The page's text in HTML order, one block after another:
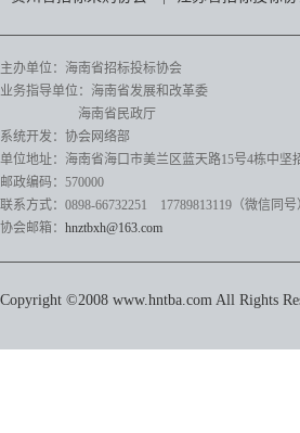
主办单位：海南省招标投标协会
业务指导单位：海南省发展和改革委
海南省民政厅
系统开发：协会网络部
单位地址：海南省海口市美兰区蓝天路15号4栋中
邮政编码：570000
联系方式：0898-66732251 17789813119（微信同号
协会邮箱： hnztbxh@163.com
Copyright ©2008 www.hntba.com All Rights